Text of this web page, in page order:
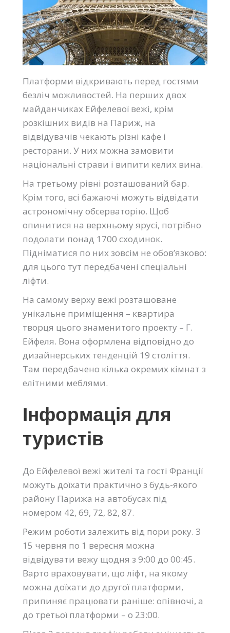
Платформи відкривають перед гостями
безліч можливостей. На перших двох
майданчиках Ейфелевої вежі, крім
розкішних видів на Париж, на
відвідувачів чекають різні кафе і
ресторани. У них можна замовити
національні страви і випити келих вина.
На третьому рівні розташований бар.
Крім того, всі бажаючі можуть відвідати
астрономічну обсерваторію. Щоб
опинитися на верхньому ярусі, потрібно
подолати понад 1700 сходинок.
Підніматися по них зовсім не обов’язково:
для цього тут передбачені спеціальні
ліфти.
На самому верху вежі розташоване
унікальне приміщення – квартира
творця цього знаменитого проекту – Г.
Ейфеля. Вона оформлена відповідно до
дизайнерських тенденцій 19 століття.
Там передбачено кілька окремих кімнат з
елітними меблями.
Інформація для
туристів
До Ейфелевої вежі жителі та гості Франції
можуть доїхати практично з будь-якого
району Парижа на автобусах під
номером 42, 69, 72, 82, 87.
Режим роботи залежить від пори року. З
15 червня по 1 вересня можна
відвідувати вежу щодня з 9:00 до 00:45.
Варто враховувати, що ліфт, на якому
можна доїхати до другої платформи,
припиняє працювати раніше: опівночі, а
до третьої платформи – о 23:00.